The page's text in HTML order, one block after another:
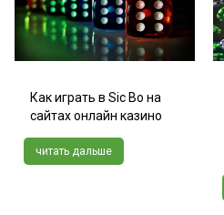
Как играть в Sic Bo на
сайтах онлайн казино
читать дальше